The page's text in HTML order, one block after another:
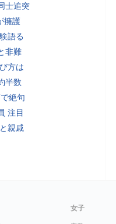
士追突
擁護
語る
非難
方は
半数
絶句
注目
親戚
女子